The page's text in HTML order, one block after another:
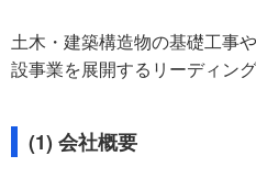
土木・建築構造物の基礎工事
設事業を展開するリーディン
(1) 会社概要